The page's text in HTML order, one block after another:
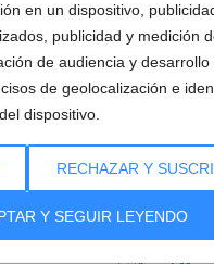
en un dispositivo,
publicidad y medición
de audiencia y desarrollo
de geolocalización e
dispositivo.
RECHAZAR Y
Y SEGUIR LEYENDO
Carlos Ribes aporta experiencia y
Eduardo Garrigos sube del Juvenil
Josep Ronda tiene un gran futuro por